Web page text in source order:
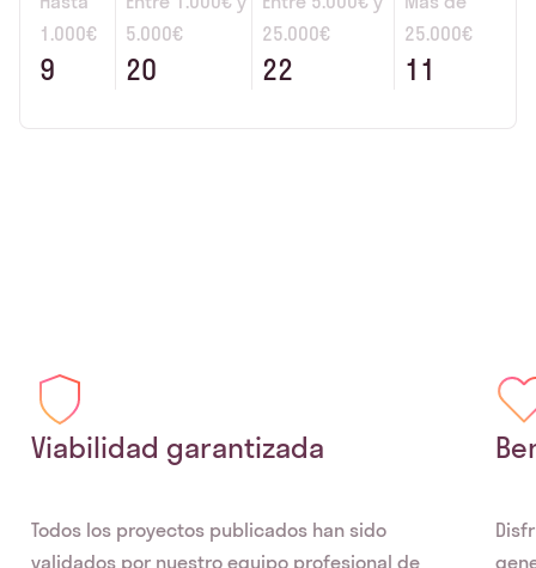
1.000€
9
5.000€
20
25.000€
22
25.000€
11
Viabilidad garantizada
Todos los proyectos publicados han sido
validados por nuestro equipo profesional de